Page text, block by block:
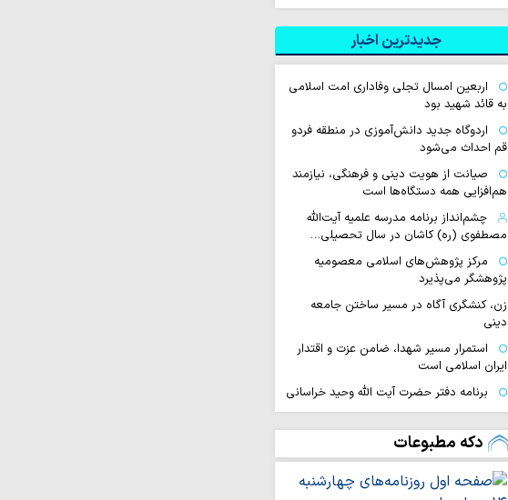
جدیدترین اخبار
اربعین امسال تجلی وفاداری امت اسلامی
به قائد شهید بود
اردوگاه جدید دانش‌آموزی در منطقه فردو
قم احداث می‌شود
صیانت از هویت دینی و فرهنگی، نیازمند
هم‌افزایی همه دستگاه‌ها است
چشم‌انداز برنامه مدرسه علمیه آیت‌الله
مصطفوی (ره) کاشان در سال تحصیلی…
مرکز پژوهش‌های اسلامی معصومیه
پژوهشگر می‌پذیرد
زن، کنشگری آگاه در مسیر ساختن جامعه
دینی
استمرار مسیر شهدا، ضامن عزت و اقتدار
ایران اسلامی است
برنامه دفتر حضرت آیت الله وحید خراسانی
به مناسبت ایام پایانی ماه صفر
«اربعین شهیدان»؛ سروده آیت الله العظمی
صافی گلپایگانی(ره)
حوزویان ساختار دین را برای مردم شرح
دکه مطبوعات